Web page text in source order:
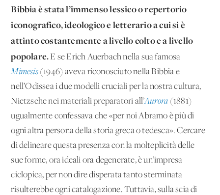
Bibbia è stata l’immenso lessico o repertorio
iconografico, ideologico e letterario a cui si è
attinto costantemente a livello colto e a livello
popolare.E se Erich Auerbach nella sua famosa
Mimesis(1946) aveva riconosciuto nella Bibbia e
nell’Odissea i due modelli cruciali per la nostra cultura,
Nietzsche nei materiali preparatori all’Aurora (1881)
ugualmente confessava che «per noi Abramo è più di
ogni altra persona della storia greca o tedesca». Cercare
di delineare questa presenza con la molteplicità delle
sue forme, ora ideali ora degenerate, è un’impresa
ciclopica, per non dire disperata tanto sterminata
risulterebbe ogni catalogazione. Tuttavia, sulla scia di